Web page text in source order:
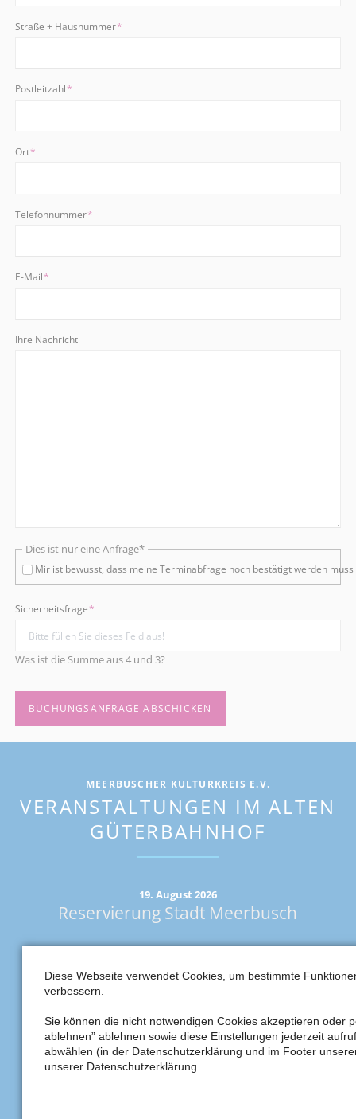
Pflichtfeld
Straße + Hausnummer*
Pflichtfeld
Postleitzahl*
Pflichtfeld
Ort*
Pflichtfeld
Telefonnummer*
Pflichtfeld
E-Mail*
Ihre Nachricht
Pflichtfeld
Dies ist nur eine Anfrage*
Mir ist bewusst, dass meine Terminabfrage noch bestätigt werden muss
Pflichtfeld
Sicherheitsfrage*
Was ist die Summe aus 4 und 3?
BUCHUNGSANFRAGE ABSCHICKEN
MEERBUSCHER KULTURKREIS E.V.
VERANSTALTUNGEN IM ALTEN
GÜTERBAHNHOF
19. August 2026
Reservierung Stadt Meerbusch
30. August 2026
Kunstsommer Stadt Meerbusch
Ausstellung Cauquil / Zühlke / Riemann
17. September 2026–6. Oktober 2026
Ausstellung Susanne Krause
Diese Webseite verwendet Cookies, um bestimmte
verbessern.
Sie können die nicht notwendigen Cookies akzeptieren oder
ablehnen” ablehnen sowie diese Einstellungen jederzeit
abwählen (in der Datenschutzerklärung und im Footer
unserer Datenschutzerklärung.